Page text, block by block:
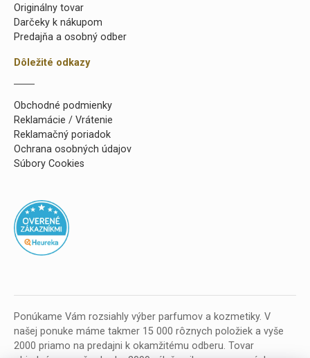
Originálny tovar
Darčeky k nákupom
Predajňa a osobný odber
Dôležité odkazy
Obchodné podmienky
Reklamácie / Vrátenie
Reklamačný poriadok
Ochrana osobných údajov
Súbory Cookies
Ponúkame Vám rozsiahly výber parfumov a kozmetiky. V
našej ponuke máme takmer 15 000 rôznych položiek a vyše
2000 priamo na predajni k okamžitému odberu. Tovar